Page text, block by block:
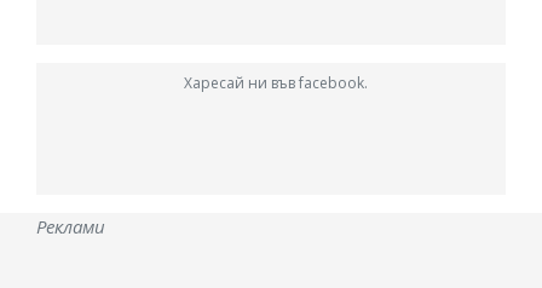
Харесай ни във facebook.
Реклами